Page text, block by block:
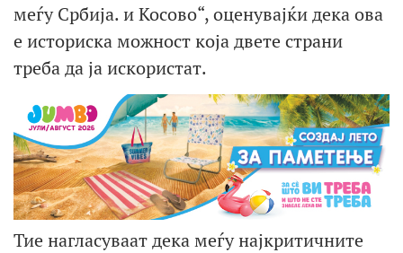
меѓу Србија. и Косово“, оценувајќи дека ова
е историска можност која двете страни
треба да ја искористат.
Тие нагласуваат дека меѓу најкритичните